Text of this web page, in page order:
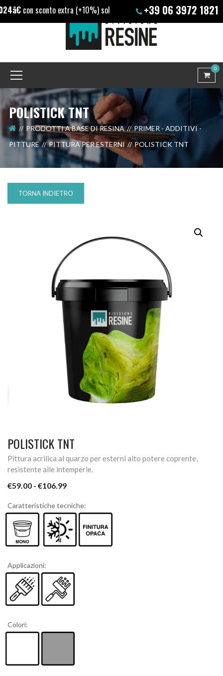
sconto extra (+10%) solo su nostri prodotti+39 06 3972 1821
0
POLISTICK TNT
PRODOTTI A BASE DI RESINA
PRIMER - ADDITIVI -
PITTURE
PITTURA PER ESTERNI POLISTICK TNT
TORNA INDIETRO
POLISTICK TNT
Pittura acrilica al quarzo per esterni alto potere coprente,
resistente alle intemperie.
€59.00 - €106.99
Caratteristiche tecniche:
Applicazioni:
Colori: